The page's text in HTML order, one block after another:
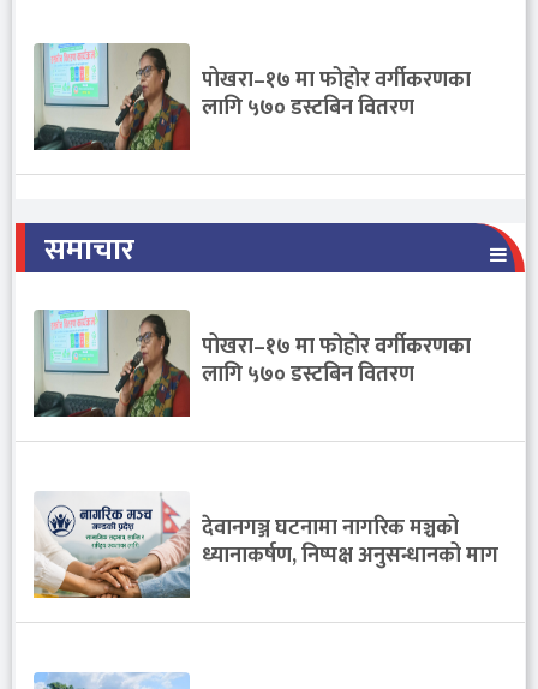
पोखरा–१७ मा फोहोर वर्गीकरणका
लागि ५७० डस्टबिन वितरण
समाचार
पोखरा–१७ मा फोहोर वर्गीकरणका
लागि ५७० डस्टबिन वितरण
देवानगञ्ज घटनामा नागरिक मञ्चको
ध्यानाकर्षण, निष्पक्ष अनुसन्धानको माग